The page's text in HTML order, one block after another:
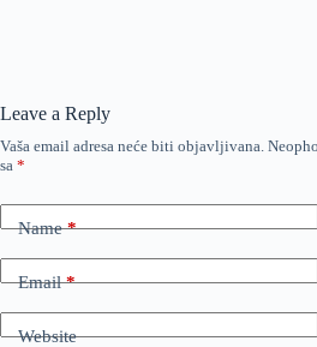
Leave a Reply
Vaša email adresa neće biti objavljivana.
sa *
Name*
Email*
Website